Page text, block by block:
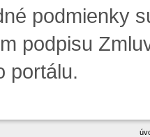
podmienky
podpisu
portálu.